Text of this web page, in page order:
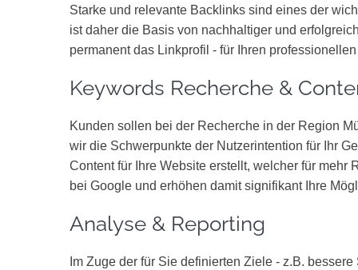
Starke und relevante Backlinks sind eines der
ist daher die Basis von nachhaltiger und
permanent das Linkprofil - für Ihren
Keywords Recherche &
Kunden sollen bei der Recherche in der Region
wir die Schwerpunkte der Nutzerintention für Ihr
Content für Ihre Website erstellt, welcher für
bei Google und erhöhen damit signifikant Ihre
Analyse & Reporting
Im Zuge der für Sie definierten Ziele - z.B.